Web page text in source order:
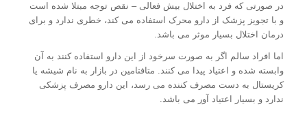
در صورتی که فرد به اختلال بیش فعالی – نقص توجه مبتلا شده است
و با تجویز پزشک از دارو محرک استفاده می کند، خطری ندارد و برای
درمان اختلال بسیار موثر می باشد.
اما افراد سالم اگر به صورت سرخود از این دارو استفاده کنند به آن
وابسته شده و اعتیاد پیدا می کنند. متافتامین در بازار به نام شیشه یا
کریستال به دست مصرف کننده می رسد، این دارو مصرف پزشکی
ندارد و بسیار اعتیاد آور می باشد.